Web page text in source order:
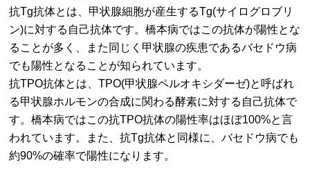
抗Tg抗体とは、甲状腺細胞が産生するTg(サイログロブリ
ン)に対する自己抗体です。橋本病ではこの抗体が陽性とな
ることが多く、また同じく甲状腺の疾患であるバセドウ病
でも陽性となることが知られています。
抗TPO抗体とは、TPO(甲状腺ペルオキシダーゼ)と呼ばれ
る甲状腺ホルモンの合成に関わる酵素に対する自己抗体で
す。橋本病ではこの抗TPO抗体の陽性率はほぼ100%と言
われています。また、抗Tg抗体と同様に、バセドウ病でも
約90%の確率で陽性になります。